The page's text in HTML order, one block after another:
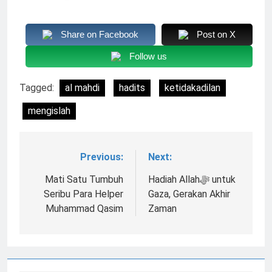
Share on Facebook Post on X
Follow us
Tagged: al mahdi hadits
ketidakadilan
mengislah
Navigasi
pos
Previous:
Mati Satu Tumbuh
Seribu Para Helper
Muhammad Qasim
Next:
Hadiah Allahﷻ untuk
Gaza, Gerakan Akhir
Zaman